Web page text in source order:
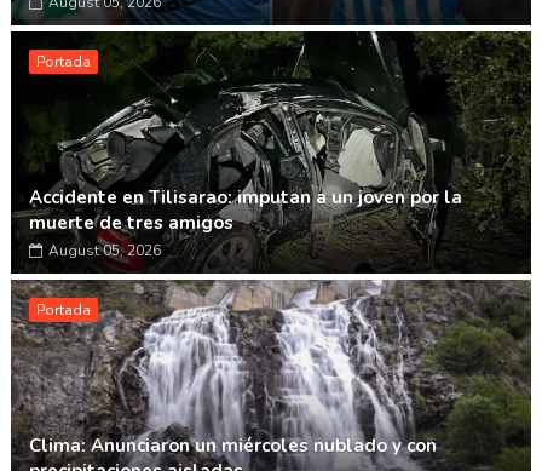
Portada
Accidente en Tilisarao: imputan a un joven por la
muerte de tres amigos
August 05, 2026
Portada
Clima: Anunciaron un miércoles nublado y con